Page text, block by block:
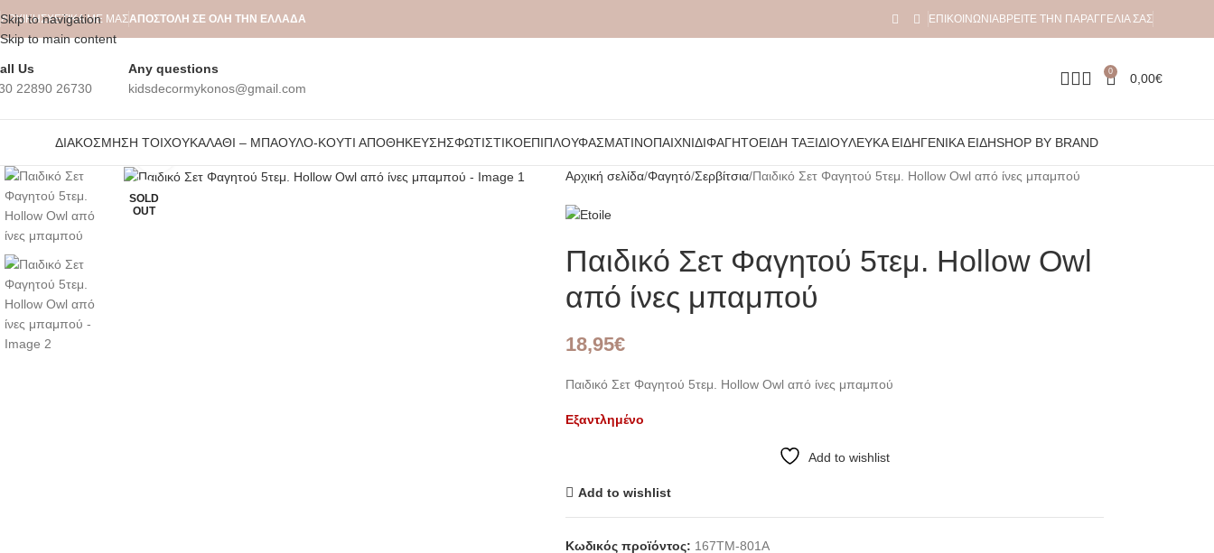
Skip to navigation
Skip to main content
ΑΡΧΙΚΉΣΧΕΤΙΚΆ ΜΕ ΜΑΣΑΠΟΣΤΟΛΗ ΣΕ ΟΛΗ ΤΗΝ ΕΛΛΑΔΑ ΕΠΙΚΟΙΝΩΝΊΑΒΡΕΊΤΕ ΤΗΝ ΠΑΡΑΓΓΕΛΊΑ ΣΑΣ
Us
22890 26730
Any questions
kidsdecormykonos@gmail.com
0 0,00€
ΔΙΑΚΌΣΜΗΣΗ ΤΟΊΧΟΥΚΑΛΆΘΙ – ΜΠΑΟΎΛΟ-ΚΟΥΤΊ ΑΠΟΘΉΚΕΥΣΗΣΦΩΤΙΣΤΙΚΌΈΠΙΠΛΟΥΦΑΣΜΆΤΙΝΟΠΑΙΧΝΊΔΙΦΑΓΗΤΌΕΊΔΗ ΤΑΞΙΔΙΟΎΛΕΥΚΆ ΕΊΔΗΓΕΝΙΚΆ ΕΊΔΗSHOP BY BRAND
SOLD
OUT
Click to enlarge
Αρχική σελίδα Φαγητό Σερβίτσια Παιδικό Σετ Φαγητού 5τεμ. Hollow Owl από ίνες μπαμπού
Παιδικό Σετ Φαγητού 5τεμ. Hollow Owl
από ίνες μπαμπού
18,95€
Παιδικό Σετ Φαγητού 5τεμ. Hollow Owl από ίνες μπαμπού
Εξαντλημένο
Add to wishlist
Add to wishlist
Κωδικός προϊόντος: 167TM-801A